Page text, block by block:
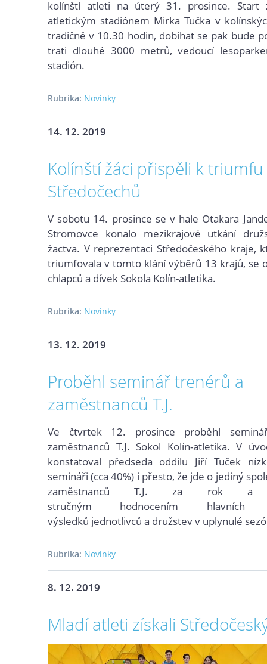
kolínští atleti na úterý 31. prosince. Start
atletickým stadiónem Mirka Tučka v
tradičně v 10.30 hodin, dobíhat se pak bude
trati dlouhé 3000 metrů, vedoucí
stadión.
Rubrika: Novinky
14. 12. 2019
Kolínští žáci přispěli k triumfu
Středočechů
V sobotu 14. prosince se v hale Otakara
Stromovce konalo mezikrajové utkání
žactva. V reprezentaci Středočeského kraje,
triumfovala v tomto klání výběrů 13 krajů, se
chlapců a dívek Sokola Kolín-atletika.
Rubrika: Novinky
13. 12. 2019
Proběhl seminář trenérů a
zaměstnanců T.J.
Ve čtvrtek 12. prosince proběhl
zaměstnanců T.J. Sokol Kolín-atletika. V
konstatoval předseda oddílu Jiří Tuček
semináři (cca 40%) i přesto, že jde o jediný
zaměstnanců T.J. za rok a
stručným hodnocením hlavních
výsledků jednotlivců a družstev v uplynulé
Rubrika: Novinky
8. 12. 2019
Mladí atleti získali